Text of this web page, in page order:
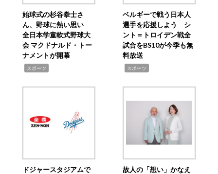
始球式の杉谷拳士さ
ん、野球に熱い思い
全日本学童軟式野球大
会 マクドナルド・トー
ナメントが開幕
スポーツ
ベルギーで戦う日本人
選手を応援しよう シ
ント＝トロイデン戦全
試合をBS10が今季も無
料放送
スポーツ
ドジャースタジアムで
故人の「想い」かなえ